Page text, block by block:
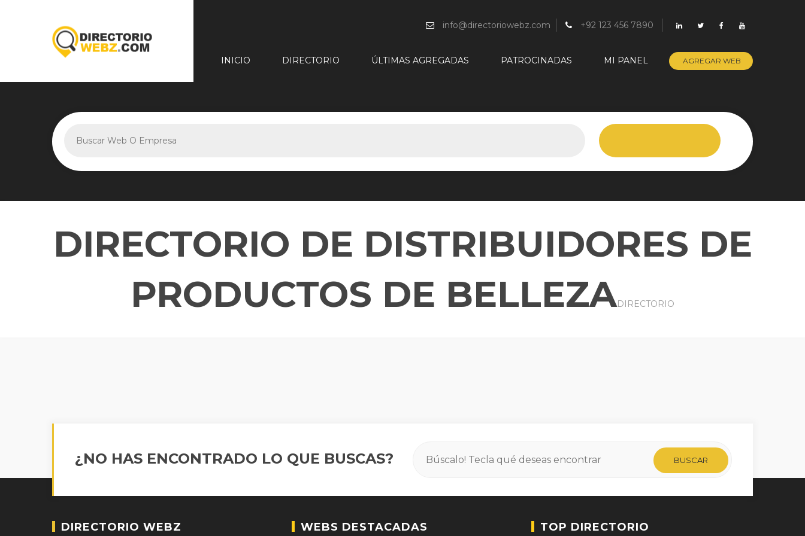
info@directoriowebz.com +92 123 456 7890
INICIO DIRECTORIO ÚLTIMAS AGREGADAS PATROCINADAS MI PANEL AGREGAR WEB
DIRECTORIO DE DISTRIBUIDORES DE
PRODUCTOS DE BELLEZADIRECTORIO
¿NO HAS ENCONTRADO LO QUE BUSCAS?
DIRECTORIO WEBZ WEBS DESTACADAS TOP DIRECTORIO